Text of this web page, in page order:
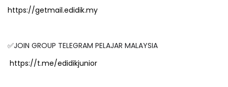
https://getmail.edidik.my
✅JOIN GROUP TELEGRAM PELAJAR MALAYSIA
https://t.me/edidikjunior